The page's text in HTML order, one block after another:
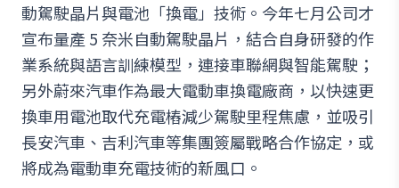
動駕駛晶片與電池「換電」技術。今年七月公司才
宣布量產 5 奈米自動駕駛晶片，結合自身研發的作
業系統與語言訓練模型，連接車聯網與智能駕駛；
另外蔚來汽車作為最大電動車換電廠商，以快速更
換車用電池取代充電樁減少駕駛里程焦慮，並吸引
長安汽車、吉利汽車等集團簽屬戰略合作協定，或
將成為電動車充電技術的新風口。